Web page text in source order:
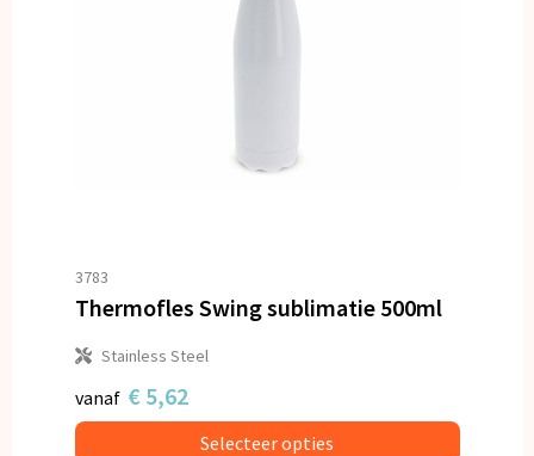
3783
Thermofles Swing sublimatie 500ml
Stainless Steel
vanaf € 5,62
Selecteer opties